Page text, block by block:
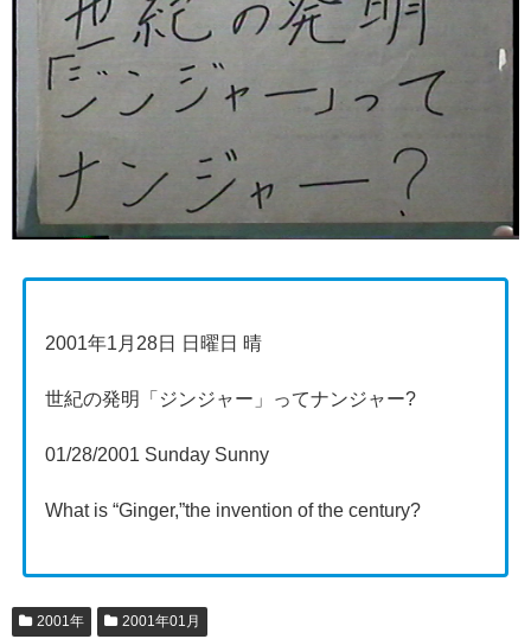
2001年1月28日 日曜日 晴
世紀の発明「ジンジャー」ってナンジャー?
01/28/2001 Sunday Sunny
What is “Ginger,”the invention of the century?
2001年 2001年01月